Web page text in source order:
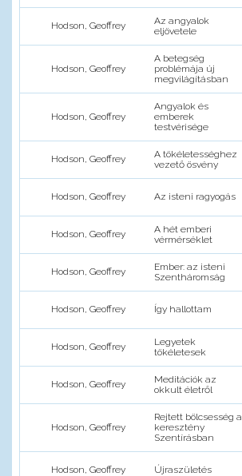
Hodson, Geoffrey
Az angyalok
eljövetele
Hodson, Geoffrey
A betegség
problémája új
megvilágításban
Hodson, Geoffrey
Angyalok és
emberek
testvérisége
Hodson, Geoffrey
A tökéletességhez
vezető ösvény
Hodson, Geoffrey Az isteni ragyogás
Hodson, Geoffrey
A hét emberi
vérmérséklet
Hodson, Geoffrey
Ember: az isteni
Szentháromság
Hodson, Geoffrey Így hallottam
Hodson, Geoffrey
Legyetek
tökéletesek
Hodson, Geoffrey
Meditációk az
okkult életről
Hodson, Geoffrey
Rejtett bölcsesség a
keresztény
Szentírásban
Hodson, Geoffrey Újraszületés